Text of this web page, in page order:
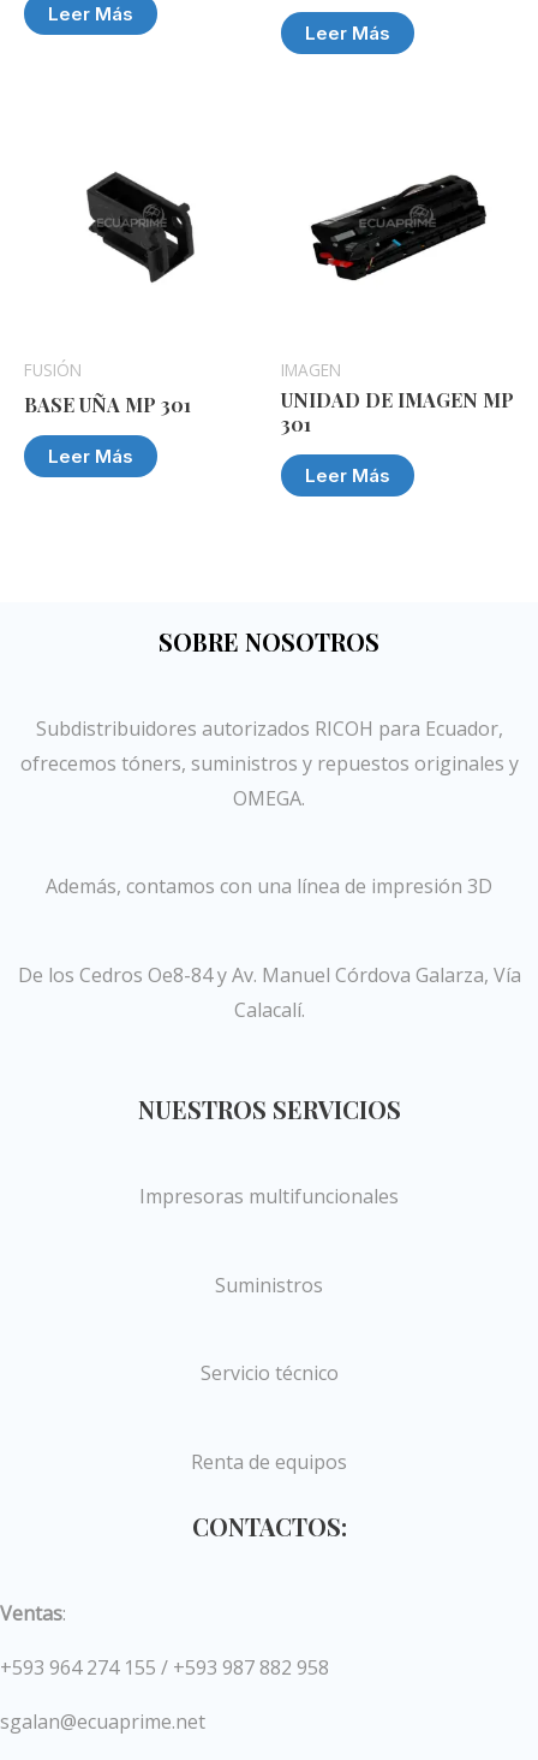
Leer Más
Leer Más
FUSIÓN
BASE UÑA MP 301
Leer Más
IMAGEN
UNIDAD DE IMAGEN MP
301
Leer Más
SOBRE NOSOTROS
Subdistribuidores autorizados RICOH para Ecuador,
ofrecemos tóners, suministros y repuestos originales y
OMEGA.
Además, contamos con una línea de impresión 3D
De los Cedros Oe8-84 y Av. Manuel Córdova Galarza, Vía
Calacalí.
NUESTROS SERVICIOS
Impresoras multifuncionales
Suministros
Servicio técnico
Renta de equipos
CONTACTOS:
Ventas:
+593 964 274 155 / +593 987 882 958
sgalan@ecuaprime.net